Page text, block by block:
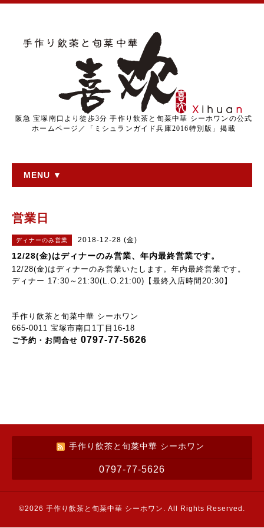
阪急 宝塚南口より徒歩3分 手作り飲茶と旬菜中華 シーホワンの公式
ホームページ／「ミシュランガイド兵庫2016特別版」掲載
MENU ▼
営業日
ディナーのみ営業 2018-12-28 (金)
12/28(金)はディナーのみ営業、年内最終営業です。
12/28(金)はディナーのみ営業いたします。年内最終営業です。
ディナー 17:30～21:30(L.O.21:00)【最終入店時間20:30】
手作り飲茶と旬菜中華 シーホワン
665-0011 宝塚市南口1丁目16-18
ご予約・お問合せ 0797-77-5626
手作り飲茶と旬菜中華 シーホワン
0797-77-5626
©2026 手作り飲茶と旬菜中華 シーホワン . All Rights Reserved.